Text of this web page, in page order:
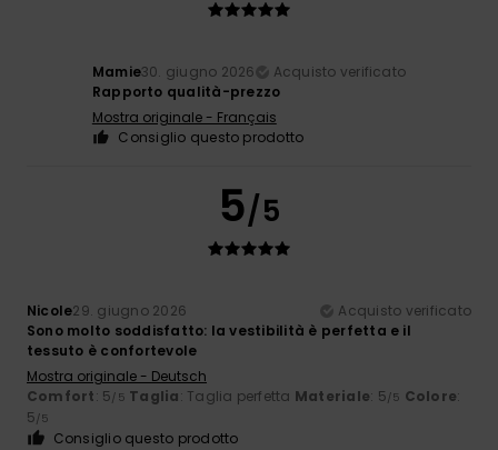
Mamie30. giugno 2026
Acquisto verificato
Rapporto qualità-prezzo
Mostra originale - Français
Consiglio questo prodotto
5/5
Nicole29. giugno 2026
Acquisto verificato
Sono molto soddisfatto: la vestibilità è perfetta e il
tessuto è confortevole
Mostra originale - Deutsch
Comfort: 5/5 Taglia: Taglia perfetta Materiale: 5/5 Colore:
5/5
Consiglio questo prodotto